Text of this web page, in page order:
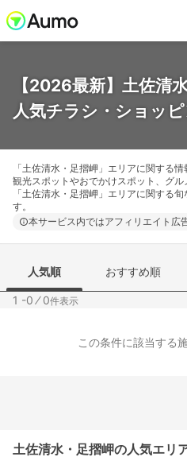
【2026最新】土佐清
人気チラシ・ショッ
「土佐清水・足摺岬」エリアに関する
観光スポットやおでかけスポット、グ
「土佐清水・足摺岬」エリアに関する
す。
本サービス内ではアフィリエイト広
人気順 おすすめ順
1 -0 ⁄0件表示
この条件に該当する
土佐清水・足摺岬の人気エリ